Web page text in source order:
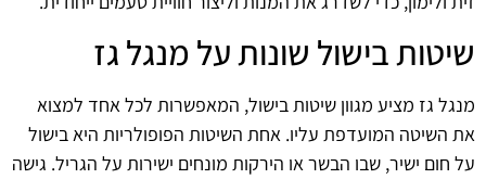
שיטות בישול שונות על מנגל גז
מנגל גז מציע מגוון שיטות בישול, המאפשרות לכל אחד למצוא
את השיטה המועדפת עליו. אחת השיטות הפופולריות היא בישול
על חום ישיר, שבו הבשר או הירקות מונחים ישירות על הגריל. גישה